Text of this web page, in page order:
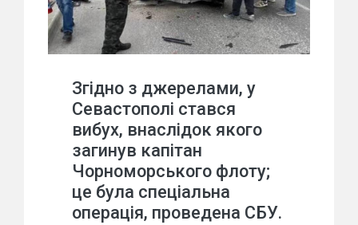
Згідно з джерелами, у
Севастополі стався
вибух, внаслідок якого
загинув капітан
Чорноморського флоту;
це була спеціальна
операція, проведена СБУ.